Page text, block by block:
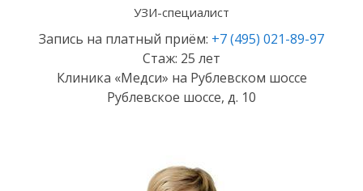
УЗИ-специалист
Запись на платный приём: +7 (495) 021-89-97
Стаж: 25 лет
Клиника «Медси» на Рублевском шоссе
Рублевское шоссе, д. 10